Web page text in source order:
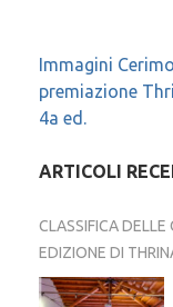
articoli
Immagini
premiazione
4a ed.
ARTICOLI
CLASSIFICA DELLE
EDIZIONE DI